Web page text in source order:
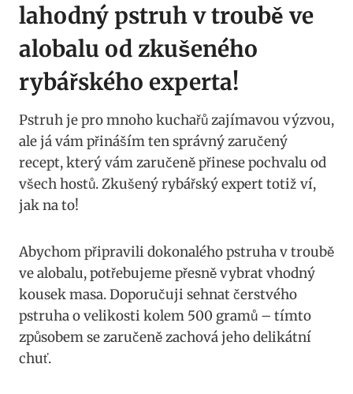
lahodný pstruh v troubě ve ​
alobalu⁤ od​ zkušeného
rybářského experta!
Pstruh je pro⁣ mnoho ⁢kuchařů zajímavou​ výzvou,‌
ale já vám přináším ten ‌správný zaručený​
recept, který vám zaručeně přinese pochvalu ⁣od
všech ‌hostů. Zkušený rybářský expert totiž ​ví,
jak na to!
Abychom ‍připravili dokonalého pstruha v troubě
⁣ve alobalu, potřebujeme přesně vybrat vhodný⁢
kousek masa. Doporučuji⁢ sehnat čerstvého
pstruha o velikosti kolem​ 500 gramů – ‍tímto
‍způsobem se ‌zaručeně zachová jeho delikátní
chuť.